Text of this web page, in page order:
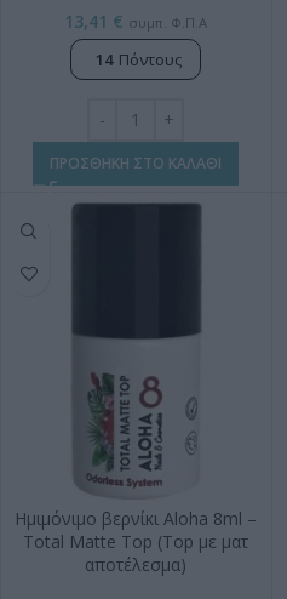
13,41 € συμπ. Φ.Π.Α
14 Πόντους
ΠΡΟΣΘΗΚΗ ΣΤΟ ΚΑΛΑΘΙ
Ημιμόνιμο βερνίκι Aloha 8ml –
Total Matte Top (Top με ματ
αποτέλεσμα)